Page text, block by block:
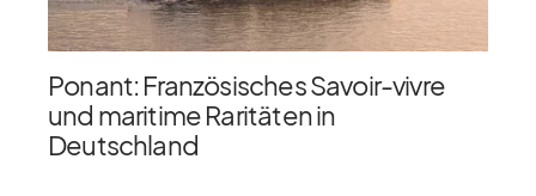
Ponant: Französisches Savoir-vivre
und maritime Raritäten in
Deutschland